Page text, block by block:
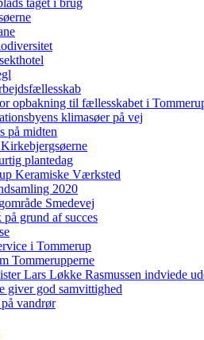
taget i brug
opbakning til fællesskabet i
klimasøer på vej
på midten
plantedag
Keramiske Værksted
2020
Smedevej
grund af succes
i Tommerup
Tommerupperne
Lars Løkke Rasmussen indviede
giver god samvittighed
vandrør